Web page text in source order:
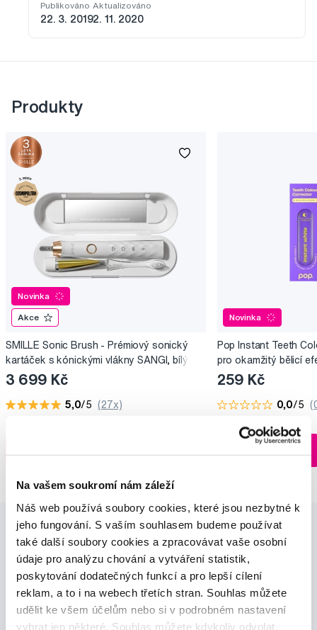
Na vašem soukromí nám záleží
Náš web používá soubory cookies, které jsou nezbytné k
jeho fungování. S vaším souhlasem budeme používat
také další soubory cookies a zpracovávat vaše osobní
údaje pro analýzu chování a vytváření statistik,
poskytování dodatečných funkcí a pro lepší cílení
reklam, a to i na webech třetích stran. Souhlas můžete
udělit ke všem účelům nebo si v podrobném nastavení
vybrat jen některé. Souhlas můžete kdykoliv odvolat.
Publikováno
22. 3. 2019
Aktualizováno
2. 11. 2020
Produkty
Novinka
Akce
SMILLE Sonic Brush - Prémiový sonický
kartáček s kónickými vlákny SANGI, bílý
3 699 Kč
5,0/5 (27x)
Novinka
Pop Instant Teeth
pro okamžitý bělicí
259 Kč
0,0/5
Novinky a nabídky